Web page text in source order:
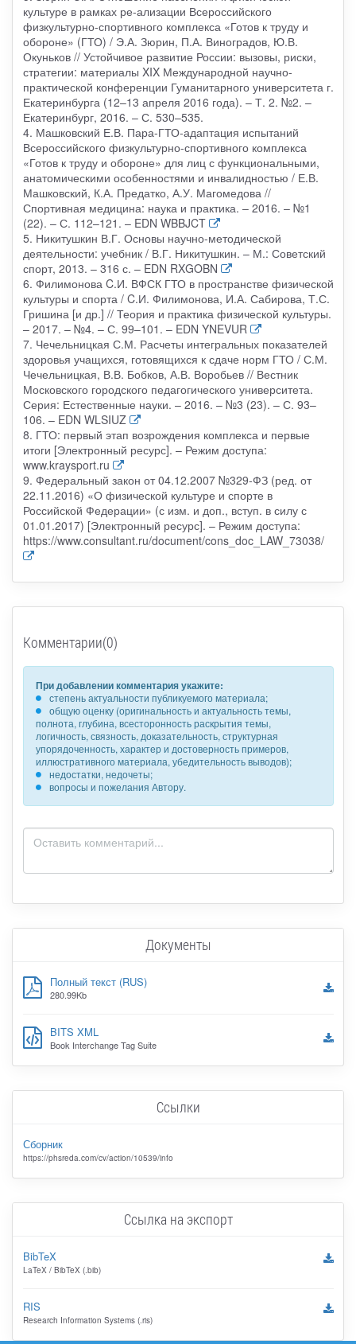
культуре в рамках ре-ализации Всероссийского
физкультурно-спортивного комплекса «Готов к труду и
обороне» (ГТО) / Э.А. Зюрин, П.А. Виноградов, Ю.В.
Окуньков // Устойчивое развитие России: вызовы, риски,
стратегии: материалы XIX Международной научно-
практической конференции Гуманитарного университета г.
Екатеринбурга (12–13 апреля 2016 года). – Т. 2. №2. –
Екатеринбург, 2016. – С. 530–535.
4. Машковский Е.В. Пара-ГТО-адаптация испытаний
Всероссийского физкультурно-спортивного комплекса
«Готов к труду и обороне» для лиц с функциональными,
анатомическими особенностями и инвалидностью / Е.В.
Машковский, К.А. Предатко, А.У. Магомедова //
Спортивная медицина: наука и практика. – 2016. – №1
(22). – С. 112–121. – EDN WBBJCT
5. Никитушкин В.Г. Основы научно-методической
деятельности: учебник / В.Г. Никитушкин. – М.: Советский
спорт, 2013. – 316 с. – EDN RXGOBN
6. Филимонова C.И. ВФСК ГТО в пространстве физической
культуры и спорта / C.И. Филимонова, И.А. Сабирова, Т.С.
Гришина [и др.] // Теория и практика физической культуры.
– 2017. – №4. – С. 99–101. – EDN YNEVUR
7. Чечельницкая С.М. Расчеты интегральных показателей
здоровья учащихся, готовящихся к сдаче норм ГТО / С.М.
Чечельницкая, В.В. Бобков, А.В. Воробьев // Вестник
Московского городского педагогического университета.
Серия: Естественные науки. – 2016. – №3 (23). – С. 93–
106. – EDN WLSIUZ
8. ГТО: первый этап возрождения комплекса и первые
итоги [Электронный ресурс]. – Режим доступа:
www.kraysport.ru
9. Федеральный закон от 04.12.2007 №329-ФЗ (ред. от
22.11.2016) «О физической культуре и спорте в
Российской Федерации» (с изм. и доп., вступ. в силу с
01.01.2017) [Электронный ресурс]. – Режим доступа:
https://www.consultant.ru/document/cons_doc_LAW_73038/
Комментарии(0)
При добавлении комментария укажите:
степень актуальности публикуемого материала;
общую оценку (оригинальность и актуальность темы,
полнота, глубина, всесторонность раскрытия темы,
логичность, связность, доказательность, структурная
упорядоченность, характер и достоверность примеров,
иллюстративного материала, убедительность выводов);
недостатки, недочеты;
вопросы и пожелания Автору.
Документы
Полный текст (RUS)
280.99Kb
BITS XML
Book Interchange Tag Suite
Ссылки
Сборник
https://phsreda.com/cv/action/10539/info
Ссылка на экспорт
BibTeX
LaTeX / BibTeX (.bib)
RIS
Research Information Systems (.ris)